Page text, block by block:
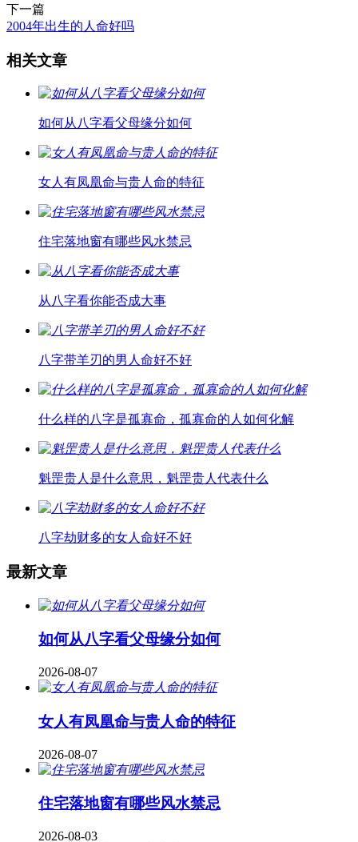
下一篇
2004年出生的人命好吗
相关文章
如何从八字看父母缘分如何
女人有凤凰命与贵人命的特征
住宅落地窗有哪些风水禁忌
从八字看你能否成大事
八字带羊刃的男人命好不好
什么样的八字是孤寡命，孤寡命的人如何化解
魁罡贵人是什么意思，魁罡贵人代表什么
八字劫财多的女人命好不好
最新文章
如何从八字看父母缘分如何
2026-08-07
女人有凤凰命与贵人命的特征
2026-08-07
住宅落地窗有哪些风水禁忌
2026-08-03